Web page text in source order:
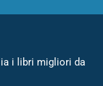
i libri migliori da